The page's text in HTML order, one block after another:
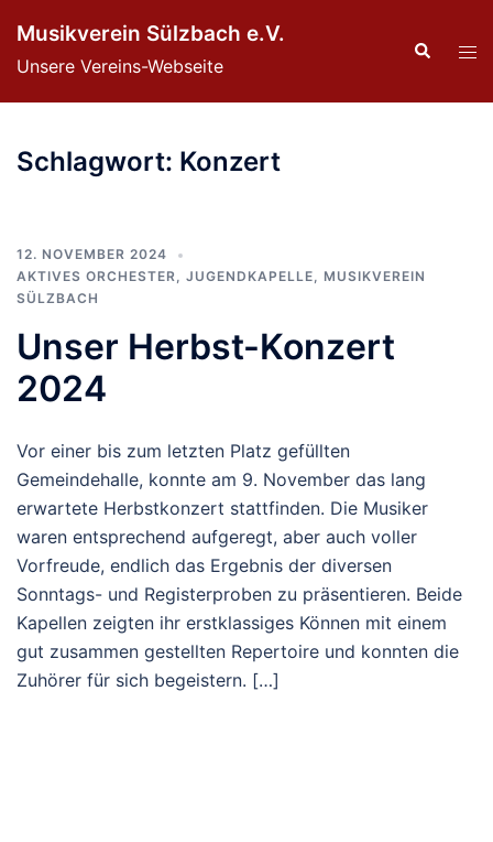
Inhalt
springen
Musikverein Sülzbach e.V.
Unsere Vereins-Webseite
Suche
Schlagwort: Konzert
12. NOVEMBER 2024
AKTIVES ORCHESTER, JUGENDKAPELLE, MUSIKVEREIN
SÜLZBACH
Unser Herbst-Konzert
2024
Vor einer bis zum letzten Platz gefüllten
Gemeindehalle, konnte am 9. November das lang
erwartete Herbstkonzert stattfinden. Die Musiker
waren entsprechend aufgeregt, aber auch voller
Vorfreude, endlich das Ergebnis der diversen
Sonntags- und Registerproben zu präsentieren. Beide
Kapellen zeigten ihr erstklassiges Können mit einem
gut zusammen gestellten Repertoire und konnten die
Zuhörer für sich begeistern. […]